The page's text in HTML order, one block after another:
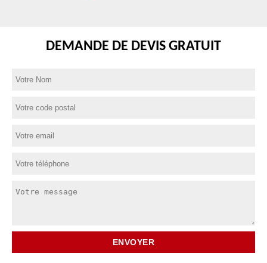
DEMANDE DE DEVIS GRATUIT